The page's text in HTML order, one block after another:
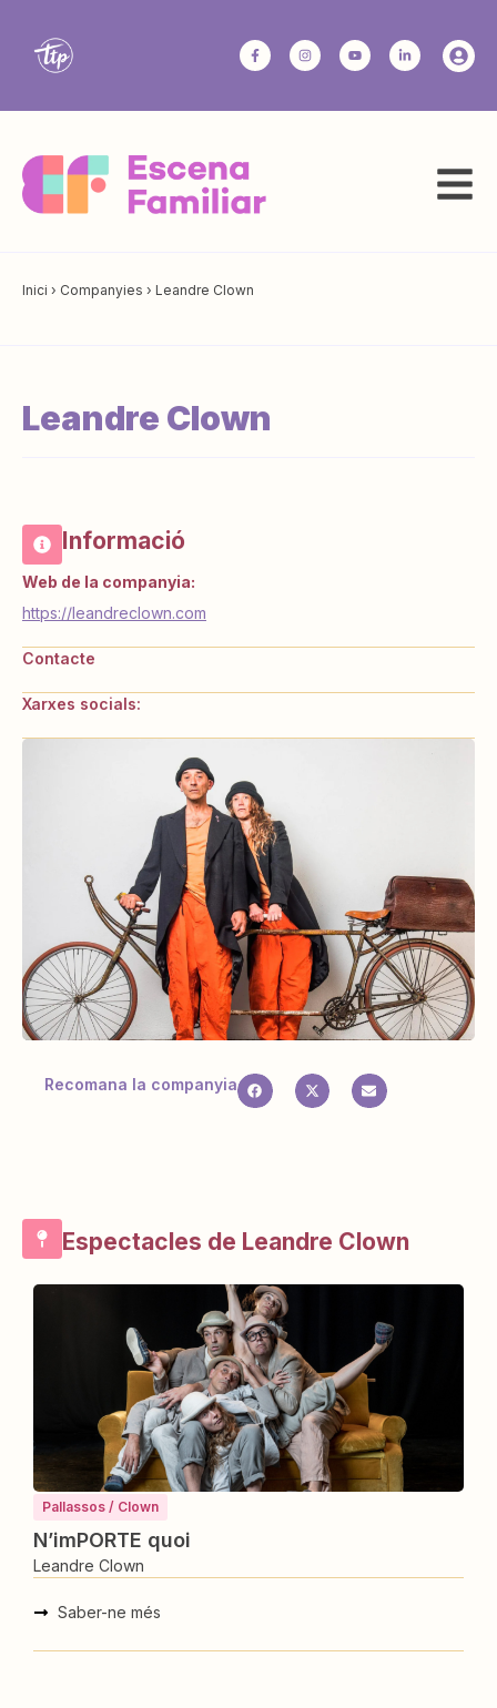
Inici › Companyies › Leandre Clown
Leandre Clown
Informació
Web de la companyia:
https://leandreclown.com
Contacte
Xarxes socials:
Recomana la companyia
Espectacles de Leandre Clown